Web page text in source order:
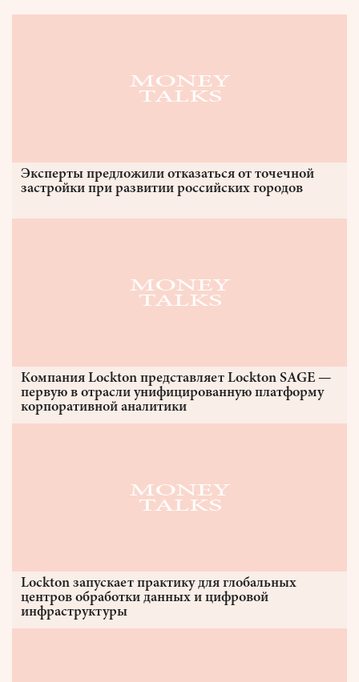
Эксперты предложили отказаться от точечной
застройки при развитии российских городов
Компания Lockton представляет Lockton SAGE —
первую в отрасли унифицированную платформу
корпоративной аналитики
Lockton запускает практику для глобальных
центров обработки данных и цифровой
инфраструктуры